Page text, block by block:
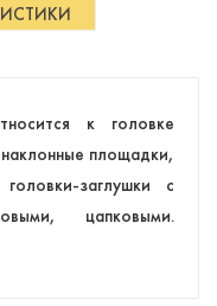
к головке
площадки,
заглушки с
цапковыми.